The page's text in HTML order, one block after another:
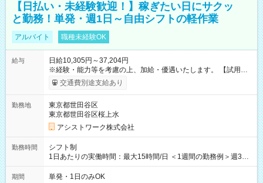
【日払い・未経験歓迎！】稼ぎたい日にサクッ
と勤務！単発・週1日～自由シフトの軽作業
アルバイト 職種未経験OK
給与
日給10,305円～37,204円
※経験・能力等を考慮の上、加給・優遇いたします。 【試用期
間】試用期間なし
交通費別途支給あり
勤務地
東京都世田谷区
東京都世田谷区桜上水
アシストワーク株式会社
勤務時間
シフト制
1日あたりの実働時間：最大15時間/日 ＜1週間の勤務例＞週3回
勤務 勤務：月・水・金 休み：火・木・土・日 好きな時にお仕事
可能です！ ※1日あたりの最大実働時間は日勤、夜勤共に勤務し
期間 単発・1日のみOK